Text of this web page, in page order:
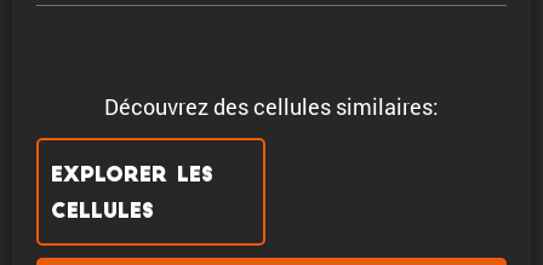
Découvrez des cellules similaires:
Explorer les
cellules